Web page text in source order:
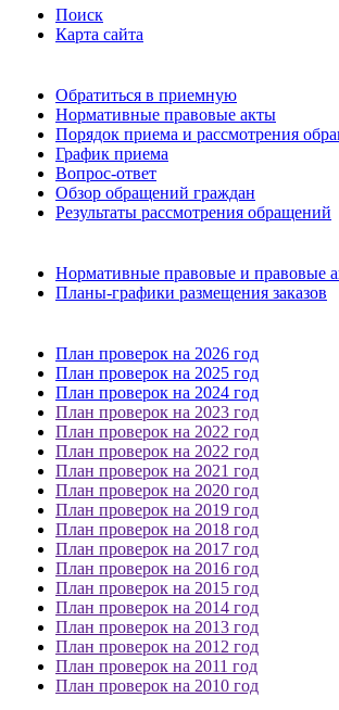
Поиск
Карта сайта
Обратиться в приемную
Нормативные правовые акты
Порядок приема и рассмотрения
График приема
Вопрос-ответ
Обзор обращений граждан
Результаты рассмотрения обращений
Нормативные правовые и правовые
Планы-графики размещения заказов
План проверок на 2026 год
План проверок на 2025 год
План проверок на 2024 год
План проверок на 2023 год
План проверок на 2022 год
План проверок на 2022 год
План проверок на 2021 год
План проверок на 2020 год
План проверок на 2019 год
План проверок на 2018 год
План проверок на 2017 год
План проверок на 2016 год
План проверок на 2015 год
План проверок на 2014 год
План проверок на 2013 год
План проверок на 2012 год
План проверок на 2011 год
План проверок на 2010 год